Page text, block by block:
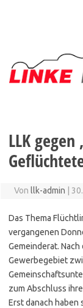
LLK
Von llk-admin
Das Thema
vergangenen
Gemeinderat.
Gewerbegebiet
zum Abschluss
Erst danach haben